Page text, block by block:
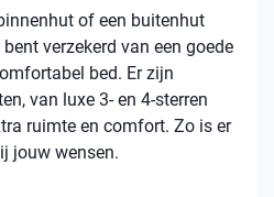
of een buitenhut
verzekerd van een goede
bed. Er zijn
van luxe 3- en 4-sterren
ruimte en comfort. Zo is er
jouw wensen.